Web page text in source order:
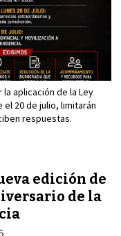
aplicación de la Ley
el 20 de julio, limitarán
respuestas.
edición de
de la